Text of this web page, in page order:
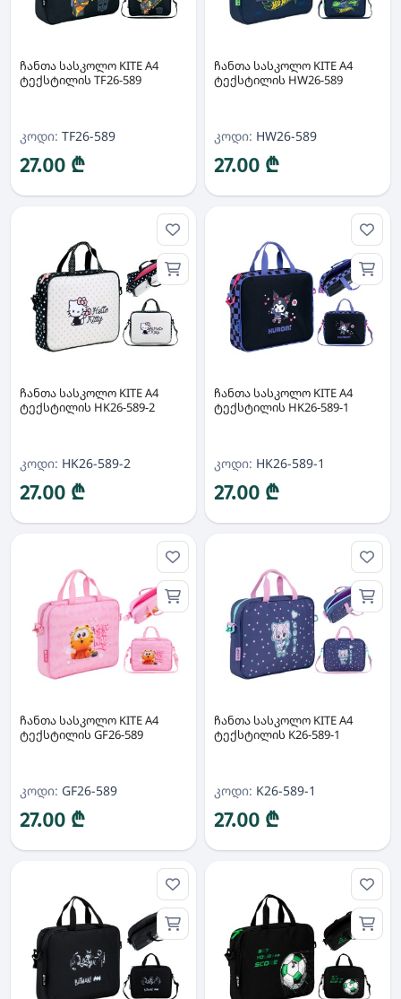
ჩანთა სასკოლო KITE A4
ტექსტილის TF26-589
კოდი: TF26-589
27.00 ₾
ჩანთა სასკოლო KITE A4
ტექსტილის HW26-589
კოდი: HW26-589
27.00 ₾
ჩანთა სასკოლო KITE A4
ტექსტილის HK26-589-2
კოდი: HK26-589-2
27.00 ₾
ჩანთა სასკოლო KITE A4
ტექსტილის HK26-589-1
კოდი: HK26-589-1
27.00 ₾
ჩანთა სასკოლო KITE A4
ტექსტილის GF26-589
კოდი: GF26-589
27.00 ₾
ჩანთა სასკოლო KITE A4
ტექსტილის K26-589-1
კოდი: K26-589-1
27.00 ₾